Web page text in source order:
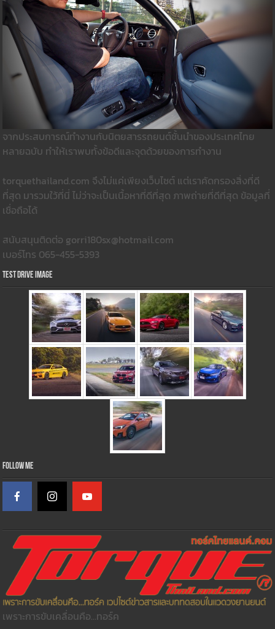
จากประสบการณ์ทำงานกับนิตยสารรถยนต์ชั้นนำของประเทศไทย
หลายฉบับ ทำให้เราพบทั้งข้อดีและจุดด้วยของการทำงาน
torquethailand.com จึงไม่แค่เพียงเว็บไซต์ แต่เราคัดกรองสิ่งที่ดี
ที่สุด มารวมใว้ที่นี่ ไม่ว่าจะเป็นเนื้อหาที่ดีที่สุด ภาพถ่ายที่ดีที่สุด ข้อมูลที่
เชื่อถือได้
สนับสนุนติดต่อ gorri180sx@hotmail.com
เบอร์โทร 065-455-5393
Test Drive Image
Follow Me
เพราะการขับเคลื่อนคือ...ทอร์ค